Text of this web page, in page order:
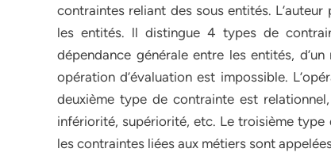
contraintes reliant des sous entités.
les entités. ll distingue 4 types de
dépendance générale entre les entités,
opération d’évaluation est impossible.
deuxième type de contrainte est
infériorité, supériorité, etc. Le troisième
les contraintes liées aux métiers sont